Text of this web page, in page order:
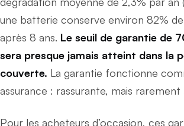
une batterie conserve environ 82%
après 8 ans. Le seuil de garantie de
sera presque jamais atteint dans la
couverte. La garantie fonctionne
assurance : rassurante, mais rarement
Pour les acheteurs d’occasion, ces